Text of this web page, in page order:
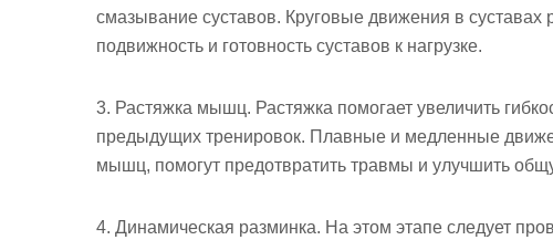
смазывание суставов. Круговые движения в суставах
подвижность и готовность суставов к нагрузке.
3. Растяжка мышц. Растяжка помогает увеличить
предыдущих тренировок. Плавные и медленные
мышц, помогут предотвратить травмы и улучшить
4. Динамическая разминка. На этом этапе следует